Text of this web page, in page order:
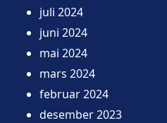
juli 2024
juni 2024
mai 2024
mars 2024
februar 2024
desember 2023